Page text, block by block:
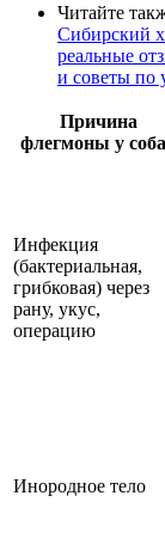
Читайте
Сибирский
реальные
и советы по
Причина
флегмоны у
Инфекция
(бактериальная,
грибковая) через
рану, укус,
операцию
Инородное тело